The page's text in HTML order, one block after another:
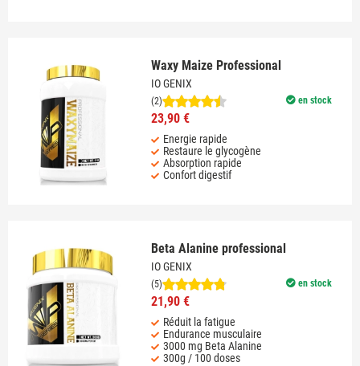
Waxy Maize Professional
IO GENIX
en stock
(2)
23,90 €
Energie rapide
Restaure le glycogène
Absorption rapide
Confort digestif
Beta Alanine professional
IO GENIX
en stock
(5)
21,90 €
Réduit la fatigue
Endurance musculaire
3000 mg Beta Alanine
300g / 100 doses